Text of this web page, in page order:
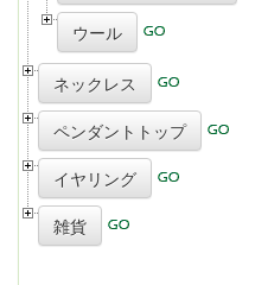
ウール
ネックレス
ペンダントトップ
イヤリング
雑貨